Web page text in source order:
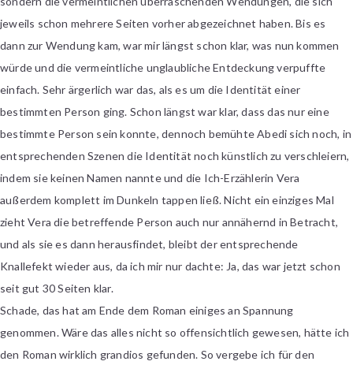
jeweils schon mehrere Seiten vorher abgezeichnet haben. Bis es
dann zur Wendung kam, war mir längst schon klar, was nun kommen
würde und die vermeintliche unglaubliche Entdeckung verpuffte
einfach. Sehr ärgerlich war das, als es um die Identität einer
bestimmten Person ging. Schon längst war klar, dass das nur eine
bestimmte Person sein konnte, dennoch bemühte Abedi sich noch, in
entsprechenden Szenen die Identität noch künstlich zu verschleiern,
indem sie keinen Namen nannte und die Ich-Erzählerin Vera
außerdem komplett im Dunkeln tappen ließ. Nicht ein einziges Mal
zieht Vera die betreffende Person auch nur annähernd in Betracht,
und als sie es dann herausfindet, bleibt der entsprechende
Knallefekt wieder aus, da ich mir nur dachte: Ja, das war jetzt schon
seit gut 30 Seiten klar.
Schade, das hat am Ende dem Roman einiges an Spannung
genommen. Wäre das alles nicht so offensichtlich gewesen, hätte ich
den Roman wirklich grandios gefunden. So vergebe ich für den